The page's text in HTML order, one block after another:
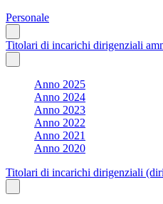
Personale
Titolari di incarichi dirigenziali
Anno 2025
Anno 2024
Anno 2023
Anno 2022
Anno 2021
Anno 2020
Titolari di incarichi dirigenziali